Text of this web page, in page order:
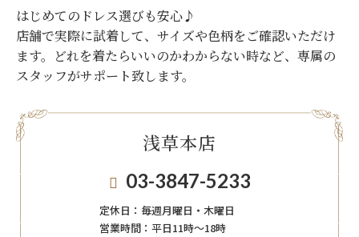
はじめてのドレス選びも安心♪
店舗で実際に試着して、サイズや色柄をご確認いただけ
ます。
どれを着たらいいのかわからない時など、専属の
スタッフがサポート致します。
浅草本店
03-3847-5233
定休日： 毎週月曜日・木曜日
営業時間： 平日11時～18時